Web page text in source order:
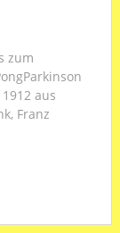
zum
aus
Franz